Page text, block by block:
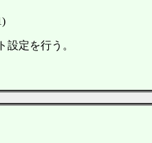
定を行う。